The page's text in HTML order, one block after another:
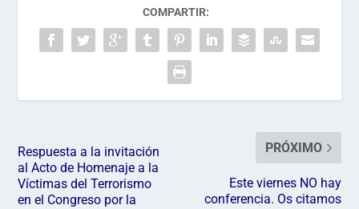
COMPARTIR:
Respuesta a la invitación
al Acto de Homenaje a la
Víctimas del Terrorismo
en el Congreso por la
PRÓXIMO
Este viernes NO hay
conferencia. Os citamos